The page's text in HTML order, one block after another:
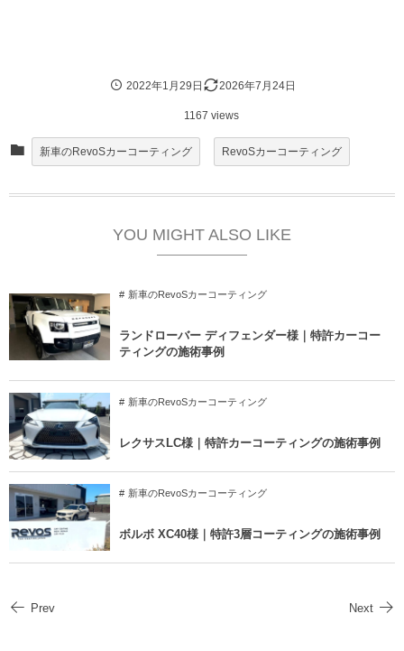
2022年1月29日 2026年7月24日
1167 views
新車のRevoSカーコーティング RevoSカーコーティング
YOU MIGHT ALSO LIKE
新車のRevoSカーコーティング
ランドローバー ディフェンダー様｜特許カーコー
ティングの施術事例
新車のRevoSカーコーティング
レクサスLC様｜特許カーコーティングの施術事例
新車のRevoSカーコーティング
ボルボ XC40様｜特許3層コーティングの施術事例
Prev Next